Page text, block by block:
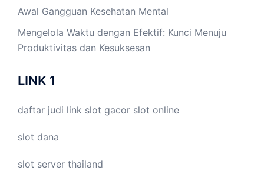
Awal Gangguan Kesehatan Mental
Mengelola Waktu dengan Efektif: Kunci Menuju
Produktivitas dan Kesuksesan
LINK 1
daftar judi link slot gacor slot online
slot dana
slot server thailand